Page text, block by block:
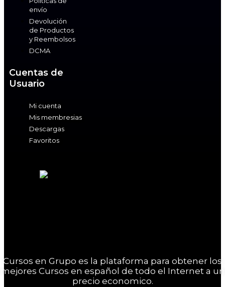
envío
Devolución
de Productos
y Reembolsos
DCMA
Cuentas de
Usuario
Mi cuenta
Mis membresias
Descargas
Favoritos
Cursos en Grupo es la plataforma para obtener los
mejores Cursos en español de todo el Internet a un
precio economico.